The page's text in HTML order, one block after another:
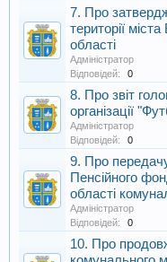
7. Про
території
області
Адміністратор
Відповідей:
0
8. Про звіт
організації
Адміністратор
Відповідей:
0
9. Про
Пенсійного
області
Адміністратор
Відповідей:
0
10. Про